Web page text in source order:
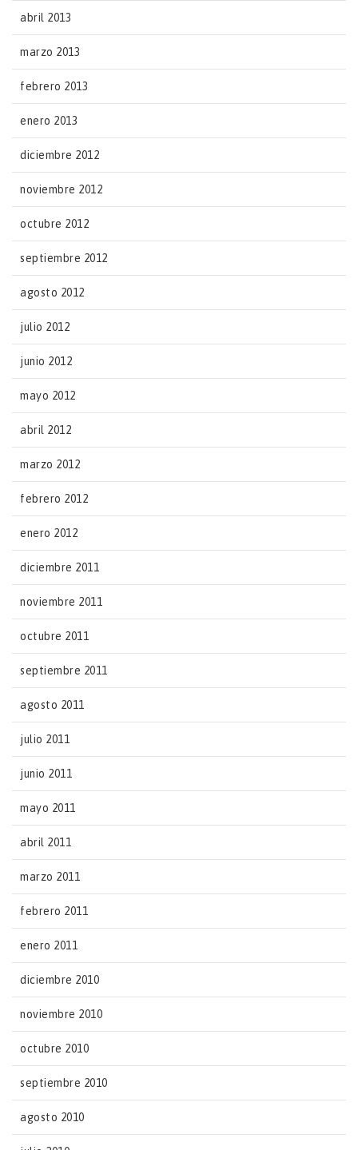
abril 2013
marzo 2013
febrero 2013
enero 2013
diciembre 2012
noviembre 2012
octubre 2012
septiembre 2012
agosto 2012
julio 2012
junio 2012
mayo 2012
abril 2012
marzo 2012
febrero 2012
enero 2012
diciembre 2011
noviembre 2011
octubre 2011
septiembre 2011
agosto 2011
julio 2011
junio 2011
mayo 2011
abril 2011
marzo 2011
febrero 2011
enero 2011
diciembre 2010
noviembre 2010
octubre 2010
septiembre 2010
agosto 2010